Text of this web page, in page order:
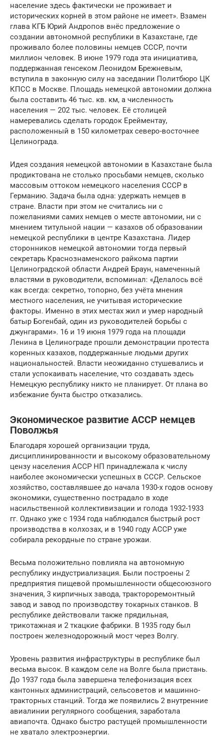
население здесь фактически не проживает и
исторических корней в этом районе не имеет». Взамен
глава КГБ Юрий Андропов внёс предложение о
создании автономной республики в Казахстане, где
проживало более половины немцев СССР, почти
миллион человек. В июне 1979 года эта инициатива,
поддержанная генсеком Леонидом Брежневым,
вступила в законную силу на заседании Политбюро ЦК
КПСС в Москве. Площадь немецкой автономии должна
была составить 46 тыс. кв. км, а численность
населения — 202 тыс. человек. Её столицей
намеревались сделать городок Ерейментау,
расположенный в 150 километрах северо-восточнее
Целинограда.
Идея создания немецкой автономии в Казахстане была
продиктована не столько просьбами немцев, сколько
массовым оттоком немецкого населения СССР в
Германию. Задача была одна: удержать немцев в
стране. Власти при этом не считались ни с
пожеланиями самих немцев о месте автономии, ни с
мнением титульной нации — казахов об образовании
немецкой республики в центре Казахстана. Лидер
сторонников немецкой автономии тогда первый
секретарь Краснознаменского райкома партии
Целиноградской области Андрей Браун, намеченный
властями в руководители, вспоминал: «Делалось всё
как всегда: секретно, топорно, без учёта мнения
местного населения, не учитывая исторические
факторы. Именно в этих местах жил и умер народный
батыр Богенбай, один из руководителей борьбы с
джунгарами». 16 и 19 июня 1979 года на площади
Ленина в Целинограде прошли демонстрации протеста
коренных казахов, поддержанные людьми других
национальностей. Власти неожиданно стушевались и
стали успокаивать население, что создавать здесь
Немецкую республику никто не планирует. От плана во
избежание бунта быстро отказались.
Экономическое развитие АССР немцев
Поволжья
Благодаря хорошей организации труда,
дисциплинированности и высокому образовательному
цензу населения АССР НП принадлежала к числу
наиболее экономически успешных в СССР. Сельское
хозяйство, составлявшее до начала 1930-х годов основу
экономики, существенно пострадало в ходе
насильственной коллективизации и голода 1932-1933
гг. Однако уже с 1934 года наблюдался быстрый рост
производства в колхозах, и в 1940 году АССР уже
собирала рекордные по стране урожаи.
Весьма положительно повлияла на автономную
республику индустриализация. Были построены 2
предприятия пищевой промышленности общесоюзного
значения, 3 кирпичных завода, трактороремонтный
завод и завод по производству токарных станков. В
республике действовали также прядильная,
трикотажная и 2 ткацкие фабрики. В 1935 году был
построен железнодорожный мост через Волгу.
Уровень развития инфраструктуры в республике был
весьма высок. В каждом селе на Волге была пристань.
До 1937 года была завершена телефонизация всех
кантонных администраций, сельсоветов и машинно-
тракторных станций. Тогда же появились 2 внутренние
авиалинии регулярного сообщения, заработала
авиапочта. Однако быстро растущей промышленности
не хватало электроэнергии.